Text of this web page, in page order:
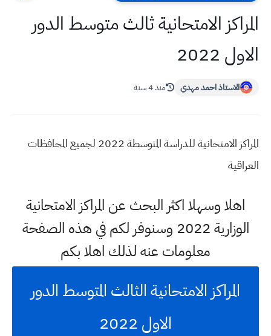
المراكز الامتحانية ثالث متوسط الدور
الاول 2022
الاستاذ احمد مهدي منذ 4 سنة
المراكز الامتحانية للدراسة المتوسطة 2022 لجميع المحافظات
العراقية
اهلا وسهلا اكثر البحث عن المراكز الامتحانية
الوزارية 2022 وسنوفر لكم في هذه الصفحة
معلومات عنه لذلك اهلا بكم
المراكز الامتحانية الثالث المتوسط الدور
الاول 2022